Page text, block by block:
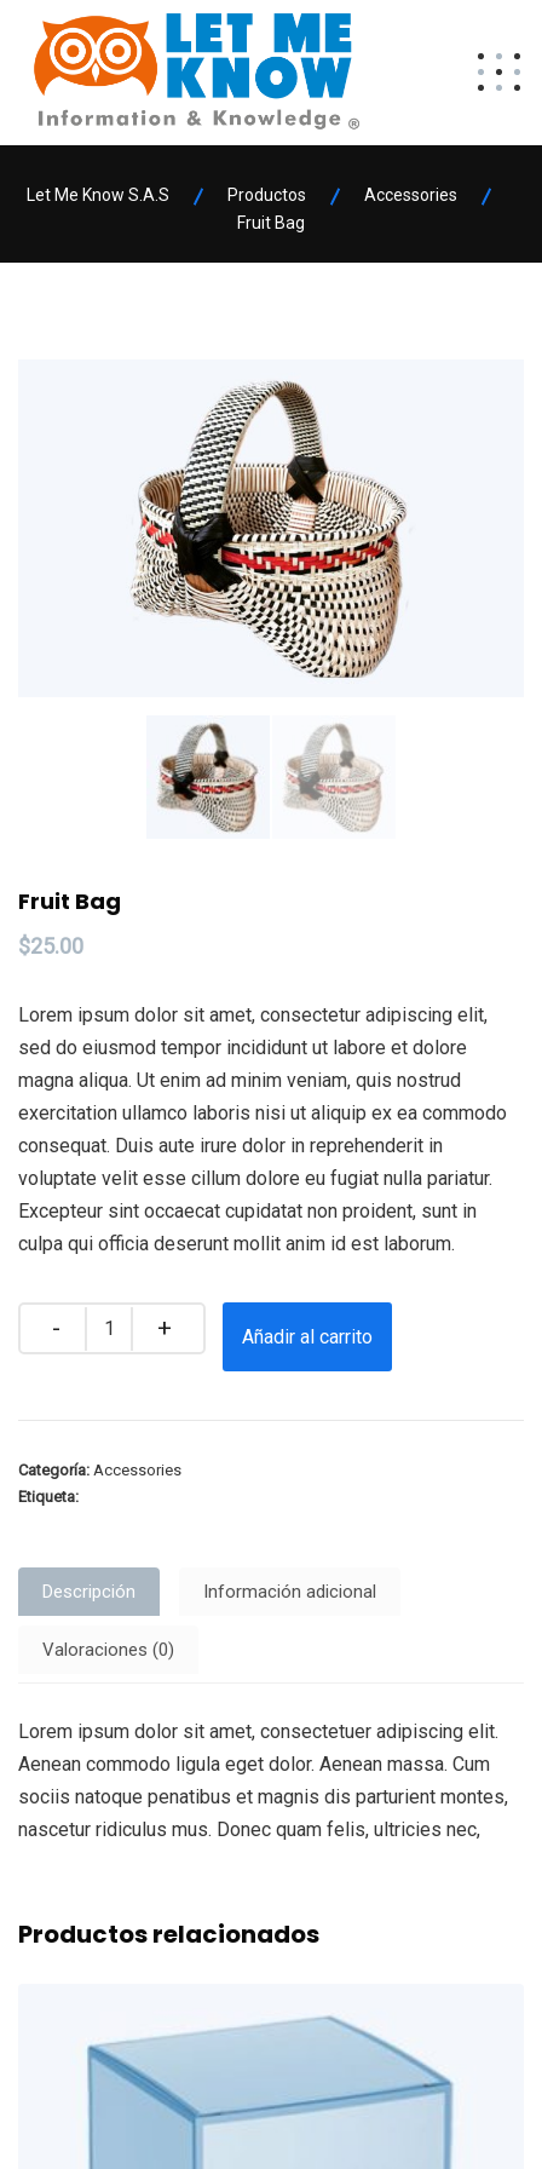
Let Me Know S.A.S Productos
Accessories
Fruit Bag
Fruit Bag
$25.00
Lorem ipsum dolor sit amet, consectetur adipiscing elit,
sed do eiusmod tempor incididunt ut labore et dolore
magna aliqua. Ut enim ad minim veniam, quis nostrud
exercitation ullamco laboris nisi ut aliquip ex ea commodo
consequat. Duis aute irure dolor in reprehenderit in
voluptate velit esse cillum dolore eu fugiat nulla pariatur.
Excepteur sint occaecat cupidatat non proident, sunt in
culpa qui officia deserunt mollit anim id est laborum.
Añadir al carrito
Categoría: Accessories
Etiqueta:
Descripción Información adicional
Valoraciones (0)
Lorem ipsum dolor sit amet, consectetuer adipiscing elit.
Aenean commodo ligula eget dolor. Aenean massa. Cum
sociis natoque penatibus et magnis dis parturient montes,
nascetur ridiculus mus. Donec quam felis, ultricies nec,
Productos relacionados